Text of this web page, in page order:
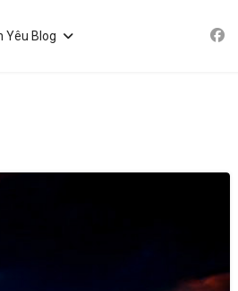
Yêu Blog